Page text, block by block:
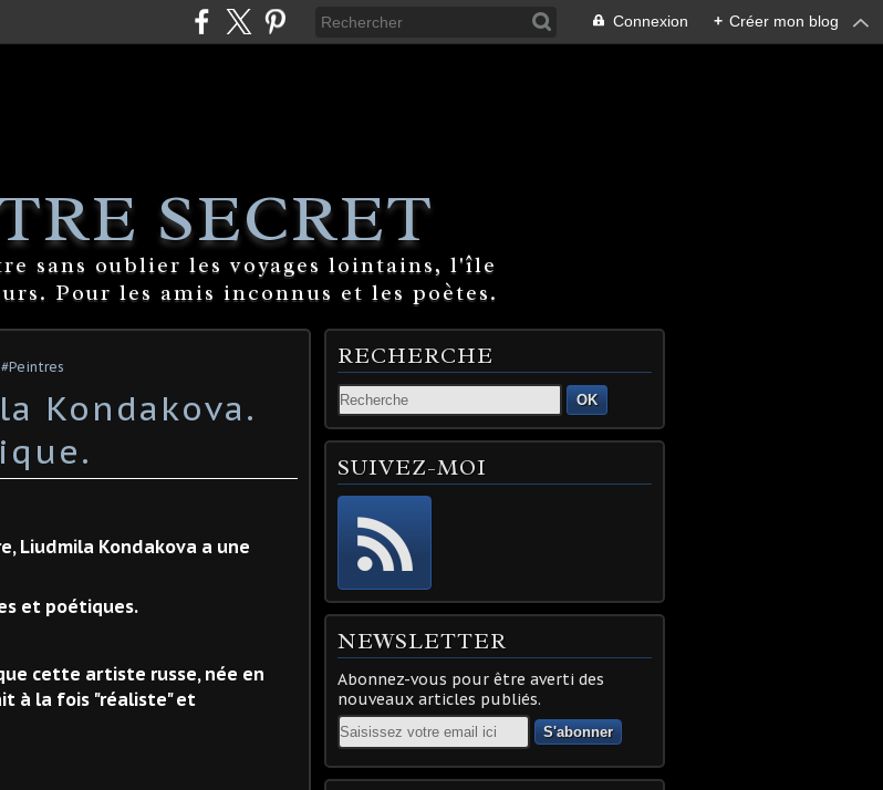
Connexion + Créer mon blog
SECRET
sans oublier les voyages lointains, l'île
Pour les amis inconnus et les poètes.
#Peintres
Kondakova.
Liudmila Kondakova a une
et poétiques.
cette artiste russe, née en
à la fois "réaliste" et
RECHERCHE
OK
SUIVEZ-MOI
NEWSLETTER
Abonnez-vous pour être averti des
nouveaux articles publiés.
Email